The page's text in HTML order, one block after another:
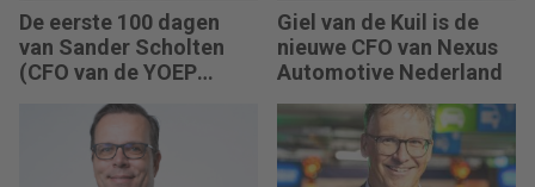
De eerste 100 dagen
van Sander Scholten
(CFO van de YOEP
Groep): “Financiële
sturing werkt pas echt
als mensen begrijpen
waarom keuzes nodig
Giel van de Kuil is de
nieuwe CFO van Nexus
Automotive Nederland